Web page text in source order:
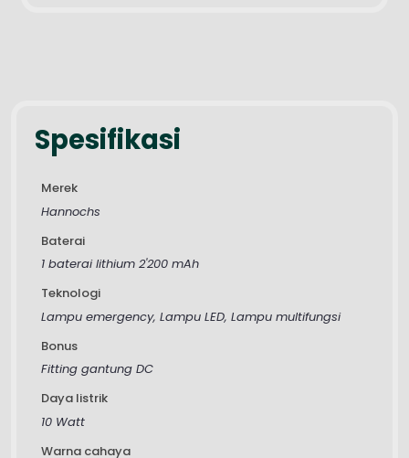
Spesifikasi
Merek
Hannochs
Baterai
1 baterai lithium 2'200 mAh
Teknologi
Lampu emergency, Lampu LED, Lampu multifungsi
Bonus
Fitting gantung DC
Daya listrik
10 Watt
Warna cahaya